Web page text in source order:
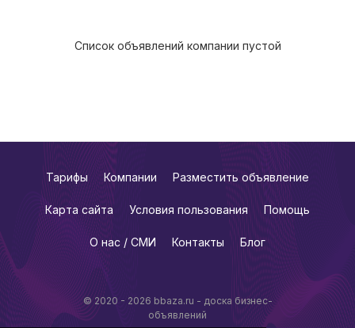
Список объявлений компании пустой
© 2020 - 2026 bbaza.ru - доска бизнес-
объявлений
Тарифы Компании Разместить объявление
Карта сайта Условия пользования Помощь
О нас / СМИ Контакты Блог